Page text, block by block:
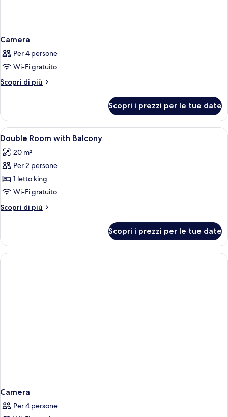
Camera
Per 4 persone
Wi-Fi gratuito
Scopri di più
Altri
Scopri i prezzi per le tue date
Apri
tutte
le
foto
per
Double
Room
with
1 camera, una cassaforte in camera,
2
Double Room with Balcony
20 m²
Per 2 persone
1 letto king
Wi-Fi gratuito
Scopri di più
Altri
Room
with
Balcony
Scopri i prezzi per le tue date
Camera
Per 4 persone